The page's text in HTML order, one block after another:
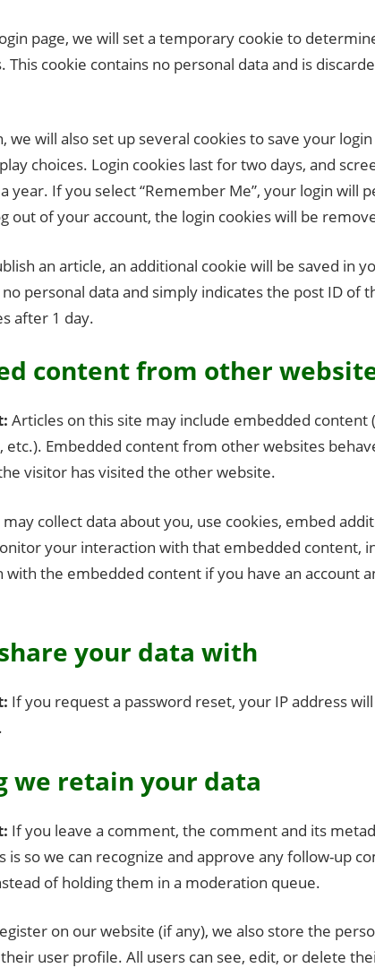
page, we will set a temporary cookie to
This cookie contains no personal data and is
we will also set up several cookies to save your
choices. Login cookies last for two days, and
year. If you select “Remember Me”, your login will
out of your account, the login cookies will be
an article, an additional cookie will be saved in
personal data and simply indicates the post ID of
after 1 day.
content from other
Articles on this site may include embedded content
etc.). Embedded content from other websites
visitor has visited the other website.
collect data about you, use cookies, embed
your interaction with that embedded content,
the embedded content if you have an account
your data with
If you request a password reset, your IP address
we retain your data
If you leave a comment, the comment and its
is so we can recognize and approve any follow-up
of holding them in a moderation queue.
on our website (if any), we also store the
user profile. All users can see, edit, or delete